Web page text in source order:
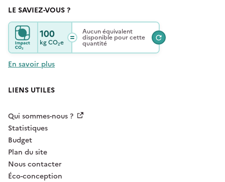
LE SAVIEZ-VOUS ?
100
kgCO₂e
Aucun équivalent
disponible pour cette
quantité
En savoir plus
LIENS UTILES
Qui sommes-nous ?
Statistiques
Budget
Plan du site
Nous contacter
Éco-conception